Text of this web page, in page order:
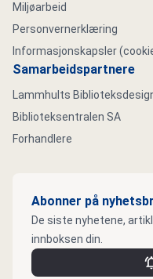
Miljøarbeid
Personvernerklæring
Informasjonskapsler
Samarbeidspartnere
Lammhults
Biblioteksentralen SA
Forhandlere
Abonner på
De siste nyhetene,
innboksen din.